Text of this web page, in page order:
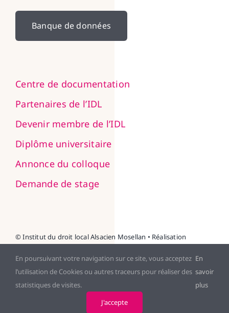
Banque de données
Centre de documentation
Partenaires de l’IDL
Devenir membre de l’IDL
Diplôme universitaire
Annonce du colloque
Demande de stage
© Institut du droit local Alsacien Mosellan • Réalisation
Mentions légales
Politique de confidentialité
CGV
En poursuivant votre navigation sur ce site, vous acceptez
l’utilisation de Cookies ou autres traceurs pour réaliser des
statistiques de visites.
En
savoir
plus
J'accepte